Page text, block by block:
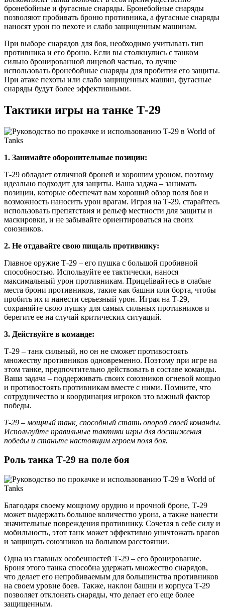
бронебойные и фугасные снаряды. Бронебойные снаряды
позволяют пробивать броню противника, а фугасные снаряды
наносят урон по пехоте и слабо защищенным машинам.
При выборе снарядов для боя, необходимо учитывать тип
противника и его броню. Если вы столкнулись с танком
сильно бронированной лицевой частью, то лучше
использовать бронебойные снаряды для пробития его защиты.
При атаке пехоты или слабо защищенных машин, фугасные
снаряды будут более эффективными.
Тактики игры на танке Т-29
1. Занимайте оборонительные позиции:
Т-29 обладает отличной броней и хорошим уроном, поэтому
идеально подходит для защиты. Ваша задача – занимать
позиции, которые обеспечат вам хороший обзор поля боя и
возможность наносить урон врагам. Играя на Т-29, старайтесь
использовать препятствия и рельеф местности для защиты и
маскировки, и не забывайте ориентироваться на своих
союзников.
2. Не отдавайте свою пищаль противнику:
Главное оружие Т-29 – его пушка с большой пробивной
способностью. Используйте ее тактически, нанося
максимальный урон противникам. Прицeliвайтесь в слабые
места брони противников, такие как башни или борта, чтобы
пробить их и нанести серьезный урон. Играя на Т-29,
сохраняйте свою пушку для самых сильных противников и
берегите ее на случай критических ситуаций.
3. Действуйте в команде:
Т-29 – танк сильный, но он не сможет противостоять
множеству противников одновременно. Поэтому при игре на
этом танке, предпочтительно действовать в составе команды.
Ваша задача – поддерживать своих союзников огневой мощью
и противостоять противникам вместе с ними. Помните, что
сотрудничество и координация игроков это важный фактор
победы.
Т-29 – мощный танк, способный стать опорой своей команды.
Используйте правильные тактики игры для достижения
победы и станьте настоящим героем поля боя.
Роль танка Т-29 на поле боя
Благодаря своему мощному орудию и прочной броне, Т-29
может выдержать большое количество урона, а также нанести
значительные повреждения противнику. Сочетая в себе силу и
мобильность, этот танк может эффективно уничтожать врагов
и защищать союзников на большом расстоянии.
Одна из главных особенностей Т-29 – его бронирование.
Броня этого танка способна удержать множество снарядов,
что делает его непробиваемым для большинства противников
на своем уровне боев. Также, наклон башни и корпуса Т-29
позволяет отклонять снаряды, что делает его еще более
защищенным.